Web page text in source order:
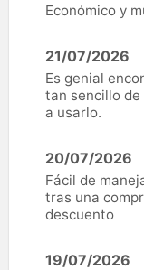
Económico y
21/07/2026
Es genial
tan sencillo
a usarlo.
20/07/2026
Fácil de
tras una
descuento
19/07/2026